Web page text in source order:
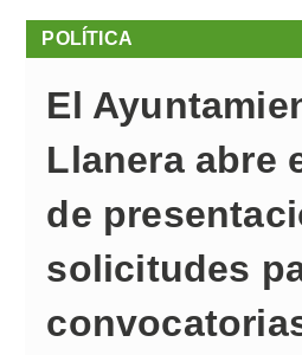
POLÍTICA
El
Llanera abre
de
solicitudes